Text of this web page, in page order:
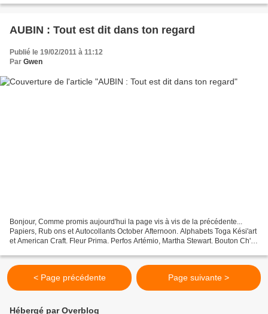
AUBIN : Tout est dit dans ton regard
Publié le 19/02/2011 à 11:12
Par Gwen
Bonjour, Comme promis aujourd'hui la page vis à vis de la précédente...
Papiers, Rub ons et Autocollants October Afternoon. Alphabets Toga Kési'art
et American Craft. Fleur Prima. Perfos Artémio, Martha Stewart. Bouton Ch'ti
< Page précédente Page suivante >
Hébergé par Overblog